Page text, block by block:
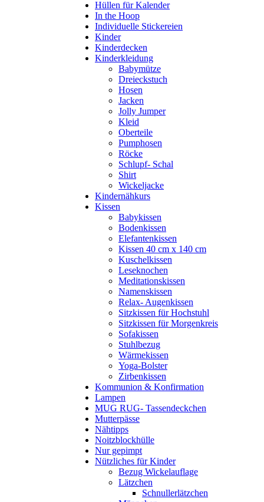
Hüllen für Kalender
In the Hoop
Individuelle Stickereien
Kinder
Kinderdecken
Kinderkleidung
Babymütze
Dreieckstuch
Hosen
Jacken
Jolly Jumper
Kleid
Oberteile
Pumphosen
Röcke
Schlupf- Schal
Shirt
Wickeljacke
Kindernähkurs
Kissen
Babykissen
Bodenkissen
Elefantenkissen
Kissen 40 cm x 140 cm
Kuschelkissen
Leseknochen
Meditationskissen
Namenskissen
Relax- Augenkissen
Sitzkissen für Hochstuhl
Sitzkissen für Morgenkreis
Sofakissen
Stuhlbezug
Wärmekissen
Yoga-Bolster
Zirbenkissen
Kommunion & Konfirmation
Lampen
MUG RUG- Tassendeckchen
Mutterpässe
Nähtipps
Noitzblockhülle
Nur gepimpt
Nützliches für Kinder
Bezug Wickelauflage
Lätzchen
Schnullerlätzchen